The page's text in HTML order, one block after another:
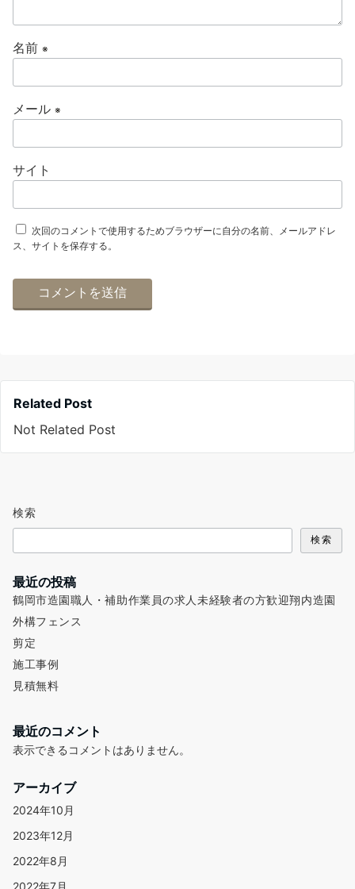
名前 ※
メール ※
サイト
次回のコメントで使用するためブラウザーに自分の名前、メールアドレ
ス、サイトを保存する。
Related Post
Not Related Post
検索
検索
最近の投稿
鶴岡市造園職人・補助作業員の求人未経験者の方歓迎翔内造園
外構フェンス
剪定
施工事例
見積無料
最近のコメント
表示できるコメントはありません。
アーカイブ
2024年10月
2023年12月
2022年8月
2022年7月